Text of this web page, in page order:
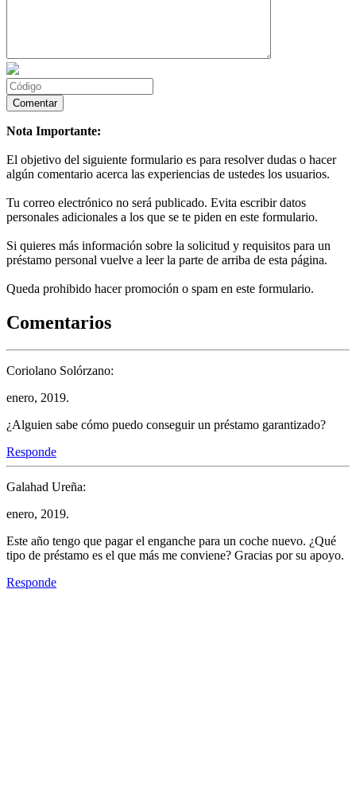
Nota Importante:
El objetivo del siguiente formulario es para resolver dudas o hacer
algún comentario acerca las experiencias de ustedes los usuarios.
Tu correo electrónico no será publicado. Evita escribir datos
personales adicionales a los que se te piden en este formulario.
Si quieres más información sobre la solicitud y requisitos para un
préstamo personal vuelve a leer la parte de arriba de esta página.
Queda prohibido hacer promoción o spam en este formulario.
Comentarios
Coriolano Solórzano:
enero, 2019.
¿Alguien sabe cómo puedo conseguir un préstamo garantizado?
Responde
Galahad Ureña:
enero, 2019.
Este año tengo que pagar el enganche para un coche nuevo. ¿Qué
tipo de préstamo es el que más me conviene? Gracias por su apoyo.
Responde